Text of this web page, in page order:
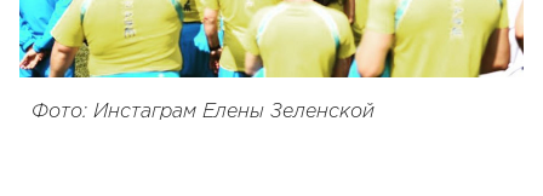
Фото: Инстаграм Елены Зеленской